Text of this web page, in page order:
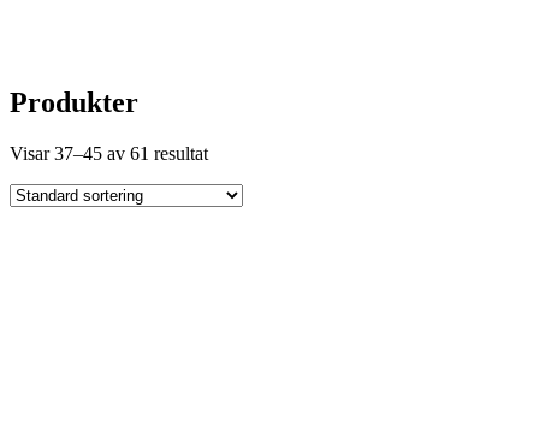
Produkter
Visar 37–45 av 61 resultat